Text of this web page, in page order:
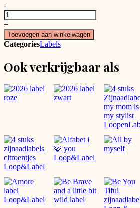
-
May
al
your
delululu
aantal
+
Toevoegen aan winkelwagen
CategoriesLabels
Ook verkrijgbaar als